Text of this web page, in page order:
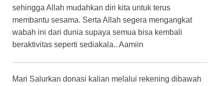
sehingga Allah mudahkan diri kita untuk terus
membantu sesama. Serta Allah segera mengangkat
wabah ini dari dunia supaya semua bisa kembali
beraktivitas seperti sediakala.. Aamiin
Mari Salurkan donasi kalian melalui rekening dibawah